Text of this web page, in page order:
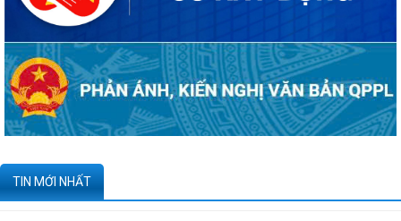
TIN MỚI NHẤT
270 căn nhà ở thấp tầng tại Dự án Khu đô thị mới phường Thủy
Nguyên đủ điều kiện đưa vào kinh doanh...
Công bố danh mục thủ tục hành chính được sửa đổi, bổ sung, thay thế,
bị bãi bỏ thuộc phạm vi chức...
Kê khai giá hàng hóa, dịch vụ bán trong nước hoặc xuất khẩu của
Công ty TNHH ống thép 190 - Văn bản...
Tạm thời chưa trả kết quả cấp chứng chỉ hành nghề hoạt động xây